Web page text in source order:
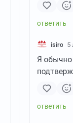
isiro 5
Я обычно